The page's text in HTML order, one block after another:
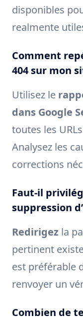
disponibles
realmente
Comment
404 sur mon
Utilisez le
dans Google
toutes les
Analysez les
corrections
Faut-il
suppression
Redirigez la
pertinent
est préférable
renvoyer un
Combien de